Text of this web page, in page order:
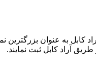
فروش ویژه در آراد کابل به
آراد کابل ثبت نمایند.